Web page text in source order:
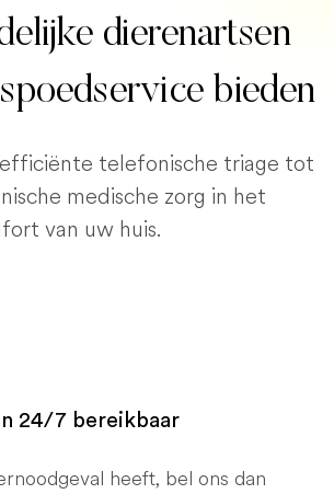
dierenartsen
bieden
telefonische triage tot
medische zorg in het
van uw huis.
24/7 bereikbaar
heeft, bel ons dan